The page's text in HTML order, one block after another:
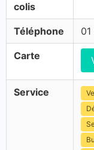
colis
Téléphone
Carte
Service